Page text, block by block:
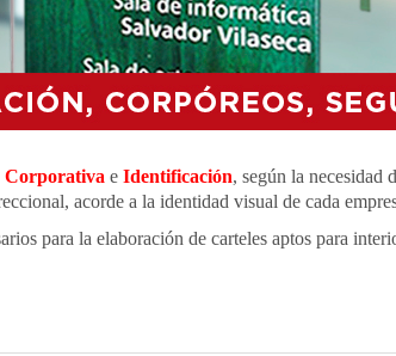
Corporativa e Identificación, según la necesidad
acorde a la identidad visual de cada
para la elaboración de carteles aptos para